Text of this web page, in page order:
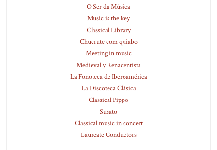
O Ser da Música
Music is the key
Classical Library
Chucrute com quiabo
Meeting in music
Medieval y Renacentista
La Fonoteca de Iberoamérica
La Discoteca Clásica
Classical Pippo
Susato
Classical music in concert
Laureate Conductors